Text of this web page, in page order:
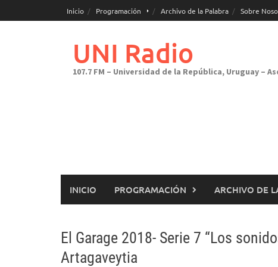
al
Inicio Programación Archivo de la Palabra Sobre
UNI Radio
107.7 FM – Universidad de la República, Uruguay –
INICIO PROGRAMACIÓN ARCHIVO DE
El Garage 2018- Serie 7 “Los
Artagaveytia